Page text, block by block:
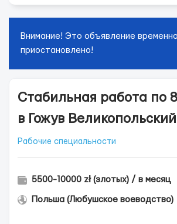
Внимание! Это объявление временно
приостановлено!
Стабильная работа по
в Гожув Великопольский
Рабочие специальности
5500-10000 zł (злотых) / в месяц
Польша (Любушское воеводство)